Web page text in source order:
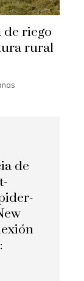
riego
rural
de